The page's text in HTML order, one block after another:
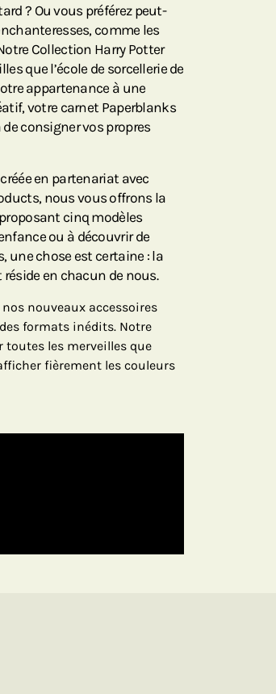
? Ou vous préférez peut-
comme les
Collection Harry Potter
que l’école de sorcellerie de
appartenance à une
votre carnet Paperblanks
consigner vos propres
en partenariat avec
nous vous offrons la
cinq modèles
ou à découvrir de
une chose est certaine : la
en chacun de nous.
nos nouveaux accessoires
formats inédits. Notre
toutes les merveilles que
fièrement les couleurs